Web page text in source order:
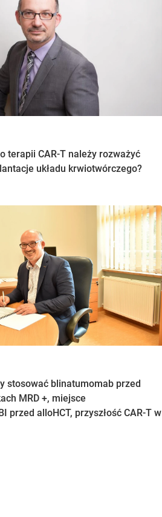
terapii CAR-T należy rozważyć
układu krwiotwórczego?
stosować blinatumomab przed
MRD +, miejsce
przed alloHCT, przyszłość CAR-T w